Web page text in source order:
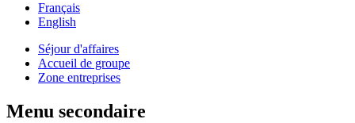
Français
English
Séjour d'affaires
Accueil de groupe
Zone entreprises
Menu secondaire